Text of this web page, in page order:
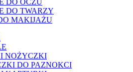
DO TWARZY
MAKIJAŻU
NOŻYCZKI
DO PAZNOKCI